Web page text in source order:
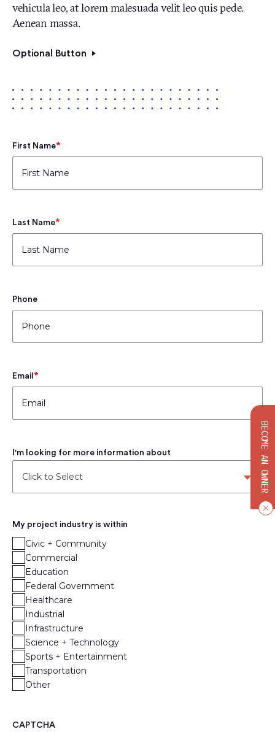
BECOME AN OWNER
vehicula leo, at lorem malesuada velit leo quis pede.
Aenean massa.
Optional Button
First Name*
Last Name*
Phone
Email*
I'm looking for more information about
Click to Select
My project industry is within
Civic + Community
Commercial
Education
Federal Government
Healthcare
Industrial
Infrastructure
Science + Technology
Sports + Entertainment
Transportation
Other
CAPTCHA